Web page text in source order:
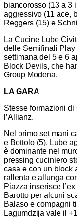
biancorosso (13 a 3
aggressivo (11 ace,
Reggers (15) e
La Cucine Lube
delle Semifinali Play
settimana del 5 e 6
Block Devils, che
Group Modena.
LA GARA
Stesse formazioni di
l’Allianz.
Nel primo set mani
e Bottolo (5). Lube
è dominante nel
pressing cuciniero
casa e con un block
rallenta e allunga
Piazza inserisce
Barotto per alcuni
Balaso e compagni
Lagumdzija vale il